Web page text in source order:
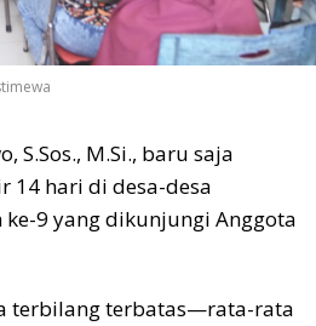
S.Sos., M.Si., baru saja
14 hari di desa-desa
9 yang dikunjungi Anggota
terbilang terbatas—rata-rata